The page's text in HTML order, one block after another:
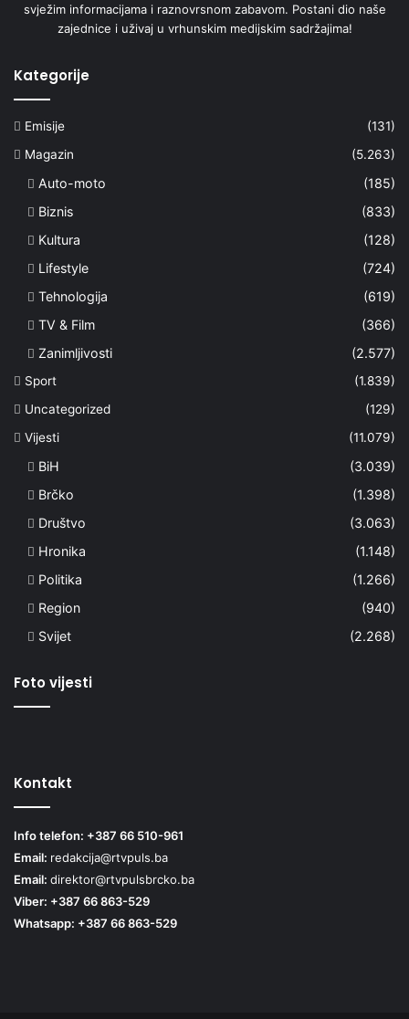
svježim informacijama i raznovrsnom zabavom. Postani dio naše
zajednice i uživaj u vrhunskim medijskim sadržajima!
Kategorije
Emisije
(131)
Magazin
(5.263)
Auto-moto
(185)
Biznis
(833)
Kultura
(128)
Lifestyle
(724)
Tehnologija
(619)
TV & Film
(366)
Zanimljivosti
(2.577)
Sport
(1.839)
Uncategorized
(129)
Vijesti
(11.079)
BiH
(3.039)
Brčko
(1.398)
Društvo
(3.063)
Hronika
(1.148)
Politika
(1.266)
Region
(940)
Svijet
(2.268)
Foto vijesti
Kontakt
Info telefon: +387 66 510-961
Email: redakcija@rtvpuls.ba
Email: direktor@rtvpulsbrcko.ba
Viber: +387 66 863-529
Whatsapp: +387 66 863-529